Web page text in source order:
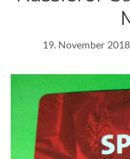
19. November 2018